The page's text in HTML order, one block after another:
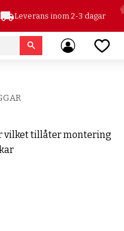
local_shippingLeverans inom 2-3 dagar
vilket tillåter montering